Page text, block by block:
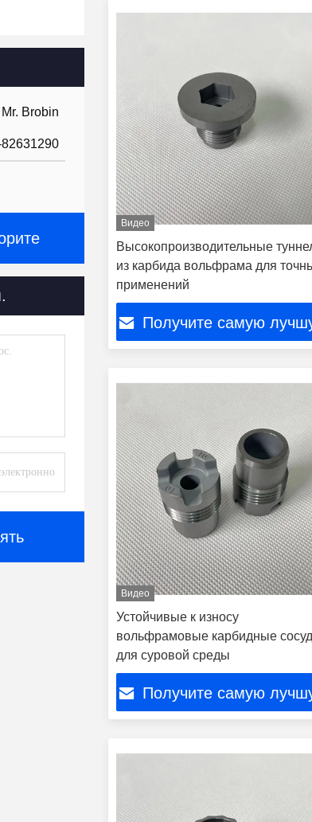
Mr. Brobin
Видео
Высокопроизводительные
из карбида вольфрама для
применений
Получите самую
Видео
Устойчивые к износу
вольфрамовые карбидные
для суровой среды
Получите самую